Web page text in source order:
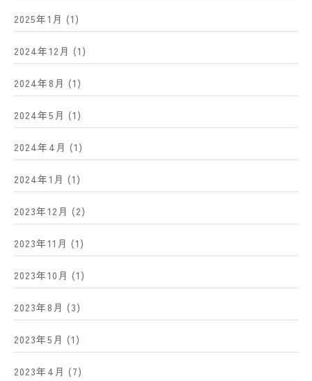
2025年1月 (1)
2024年12月 (1)
2024年8月 (1)
2024年5月 (1)
2024年4月 (1)
2024年1月 (1)
2023年12月 (2)
2023年11月 (1)
2023年10月 (1)
2023年8月 (3)
2023年5月 (1)
2023年4月 (7)